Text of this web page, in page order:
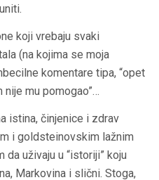
koji vrebaju svaki
(na kojima se moja
komentare tipa, “opet
nije mu pomogao”…
istina, činjenice i zdrav
i goldsteinovskim lažnim
da uživaju u “istoriji” koju
Markovina i slični. Stoga,